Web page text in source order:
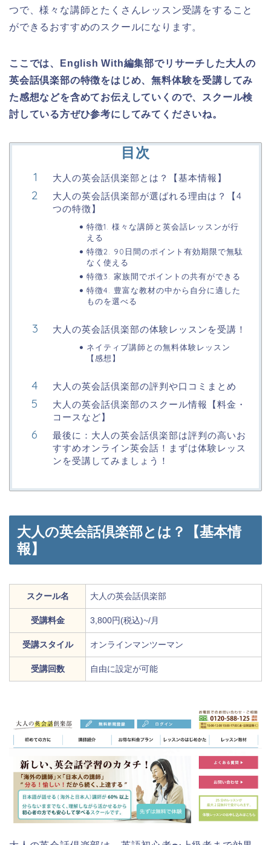
つで、様々な講師とたくさんレッスン受講をすること
ができるおすすめのスクールになります。
ここでは、English With編集部でリサーチした大人の
英会話倶楽部の特徴をはじめ、無料体験を受講してみ
た感想などを含めてお伝えしていくので、スクール検
討している方ぜひ参考にしてみてくださいね。
目次
大人の英会話倶楽部とは？【基本情報】
大人の英会話倶楽部が選ばれる理由は？【4
つの特徴】
特徴1. 様々な講師と英会話レッスンが行
える
特徴2. 90日間のポイント有効期限で無駄
なく使える
特徴3. 家族間でポイントの共有ができる
特徴4. 豊富な教材の中から自分に適した
ものを選べる
大人の英会話倶楽部の体験レッスンを受講！
ネイティブ講師との無料体験レッスン
【感想】
大人の英会話倶楽部の評判や口コミまとめ
大人の英会話倶楽部のスクール情報【料金・
コースなど】
最後に：大人の英会話倶楽部は評判の高いお
すすめオンライン英会話！まずは体験レッス
ンを受講してみましょう！
大人の英会話倶楽部とは？【基本情
報】
スクール名 大人の英会話倶楽部
受講料金 3,800円(税込)~/月
受講スタイル オンラインマンツーマン
受講回数 自由に設定が可能